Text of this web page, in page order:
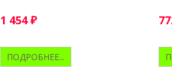
1 454₽
ПОДРОБНЕЕ...